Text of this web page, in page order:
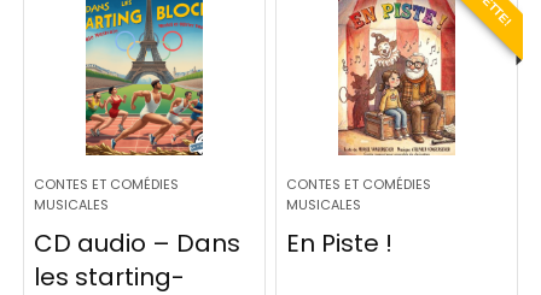
CONTES ET COMÉDIES
MUSICALES
CD audio – Dans
les starting-
CONTES ET COMÉDIES
MUSICALES
En Piste !